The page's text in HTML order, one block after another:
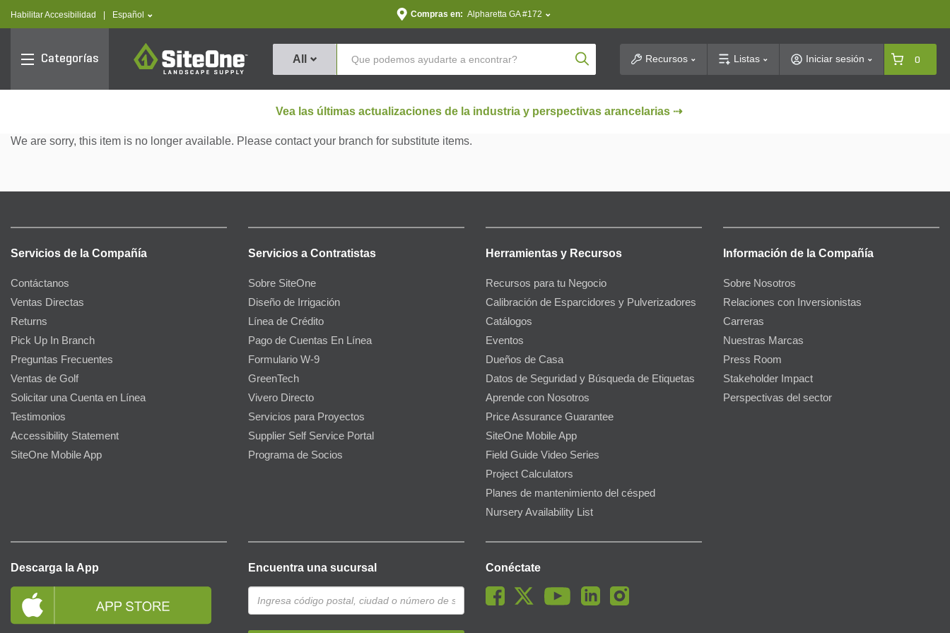
Habilitar Accesibilidad text.language
Español Compras en: Alpharetta GA #172
Categorías
SiteOne
All Product SearchRecursos Listas Iniciar sesión 0
Vea las últimas actualizaciones de la industria y perspectivas arancelarias ⇢
We are sorry, this item is no longer available. Please contact your branch for substitute items.
Servicios de la Compañía
Contáctanos
Ventas Directas
Returns
Pick Up In Branch
Preguntas Frecuentes
Ventas de Golf
Solicitar una Cuenta en Línea
Testimonios
Accessibility Statement
SiteOne Mobile App
Servicios a Contratistas
Sobre SiteOne
Diseño de Irrigación
Línea de Crédito
Pago de Cuentas En Línea
Formulario W-9
GreenTech
Vivero Directo
Servicios para Proyectos
Supplier Self Service Portal
Programa de Socios
Herramientas y Recursos
Recursos para tu Negocio
Calibración de Esparcidores y Pulverizadores
Catálogos
Eventos
Dueños de Casa
Datos de Seguridad y Búsqueda de Etiquetas
Aprende con Nosotros
Price Assurance Guarantee
SiteOne Mobile App
Field Guide Video Series
Project Calculators
Planes de mantenimiento del césped
Nursery Availability List
Información de la Compañía
Sobre Nosotros
Relaciones con Inversionistas
Carreras
Nuestras Marcas
Press Room
Stakeholder Impact
Perspectivas del sector
Descarga la App Encuentra una sucursal Conéctate